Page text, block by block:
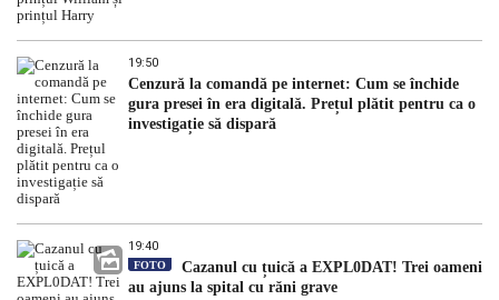
19:50
Cenzură la comandă pe internet: Cum se închide
gura presei în era digitală. Prețul plătit pentru ca o
investigație să dispară
19:40
FOTO
Cazanul cu țuică a EXPL0DAT! Trei oameni
au ajuns la spital cu răni grave